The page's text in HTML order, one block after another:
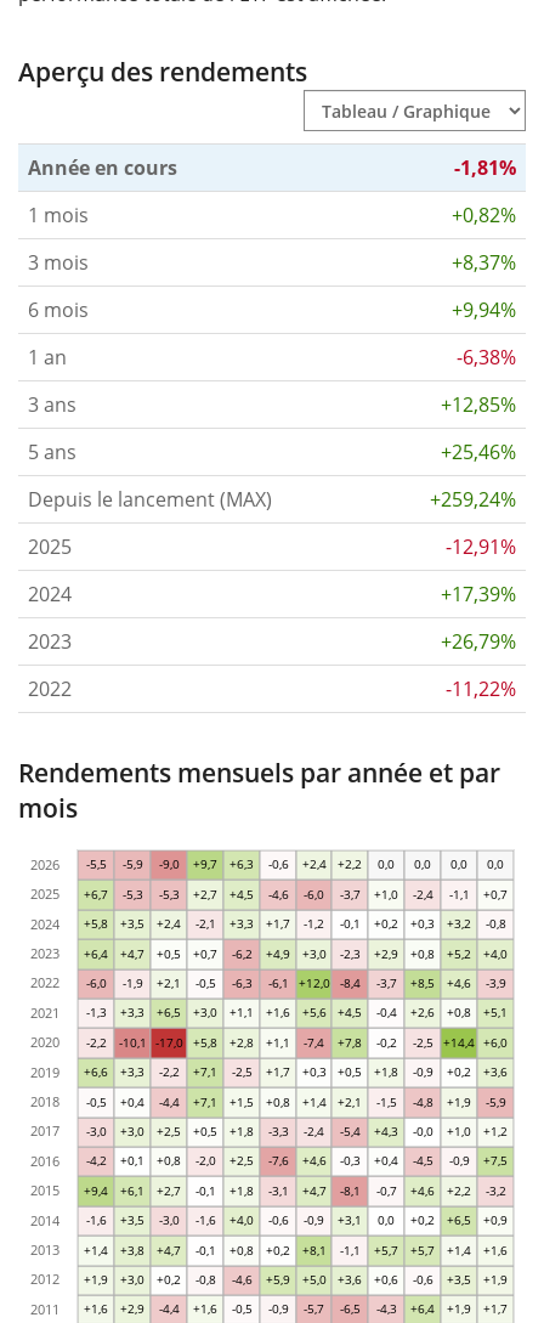
Aperçu des rendements
Année en cours
-1,81%
1 mois
+0,82%
3 mois
+8,37%
6 mois
+9,94%
1 an
-6,38%
3 ans
+12,85%
5 ans
+25,46%
Depuis le lancement (MAX)
+259,24%
2025
-12,91%
2024
+17,39%
2023
+26,79%
2022
-11,22%
Rendements mensuels par année et par
mois
+1,6 +2,9 -4,4 +1,6 -0,5 -0,9 -5,7 -6,5 -4,3 +6,4 +1,9 +1,7
+1,9 +3,0 +0,2 -0,8 -4,6 +5,9 +5,0 +3,6 +0,6 -0,6 +3,5 +1,9
+1,4 +3,8 +4,7 -0,1 +0,8 +0,2 +8,1 -1,1 +5,7 +5,7 +1,4 +1,6
-1,6 +3,5 -3,0 -1,6 +4,0 -0,6 -0,9 +3,1 0,0 +0,2 +6,5 +0,9
+9,4 +6,1 +2,7 -0,1 +1,8 -3,1 +4,7 -8,1 -0,7 +4,6 +2,2 -3,2
-4,2 +0,1 +0,8 -2,0 +2,5 -7,6 +4,6 -0,3 +0,4 -4,5 -0,9 +7,5
-3,0 +3,0 +2,5 +0,5 +1,8 -3,3 -2,4 -5,4 +4,3 -0,0 +1,0 +1,2
-0,5 +0,4 -4,4 +7,1 +1,5 +0,8 +1,4 +2,1 -1,5 -4,8 +1,9 -5,9
+6,6 +3,3 -2,2 +7,1 -2,5 +1,7 +0,3 +0,5 +1,8 -0,9 +0,2 +3,6
-2,2 -10,1 -17,0 +5,8 +2,8 +1,1 -7,4 +7,8 -0,2 -2,5 +14,4 +6,0
-1,3 +3,3 +6,5 +3,0 +1,1 +1,6 +5,6 +4,5 -0,4 +2,6 +0,8 +5,1
-6,0 -1,9 +2,1 -0,5 -6,3 -6,1 +12,0 -8,4 -3,7 +8,5 +4,6 -3,9
+6,4 +4,7 +0,5 +0,7 -6,2 +4,9 +3,0 -2,3 +2,9 +0,8 +5,2 +4,0
+5,8 +3,5 +2,4 -2,1 +3,3 +1,7 -1,2 -0,1 +0,2 +0,3 +3,2 -0,8
+6,7 -5,3 -5,3 +2,7 +4,5 -4,6 -6,0 -3,7 +1,0 -2,4 -1,1 +0,7
-5,5 -5,9 -9,0 +9,7 +6,3 -0,6 +2,4 +2,2 0,0 0,0 0,0 0,0
2011
2012
2013
2014
2015
2016
2017
2018
2019
2020
2021
2022
2023
2024
2025
2026